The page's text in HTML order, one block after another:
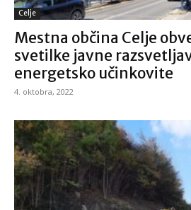
Celje
Mestna občina Celje
svetilke javne
energetsko učinkovite
4. oktobra, 2022